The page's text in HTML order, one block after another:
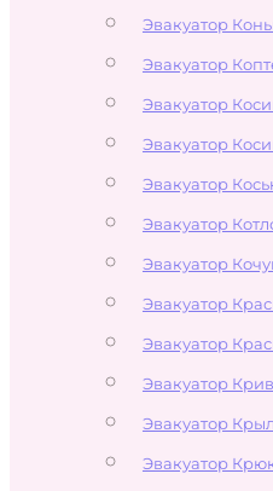
Эвакуатор
Эвакуатор
Эвакуатор
Эвакуатор
Эвакуатор
Эвакуатор
Эвакуатор
Эвакуатор
Эвакуатор
Эвакуатор
Эвакуатор
Эвакуатор